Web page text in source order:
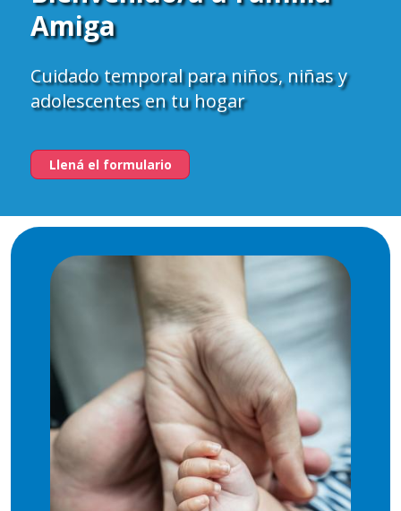
Amiga
Cuidado temporal para niños, niñas y
adolescentes en tu hogar
Llená el formulario